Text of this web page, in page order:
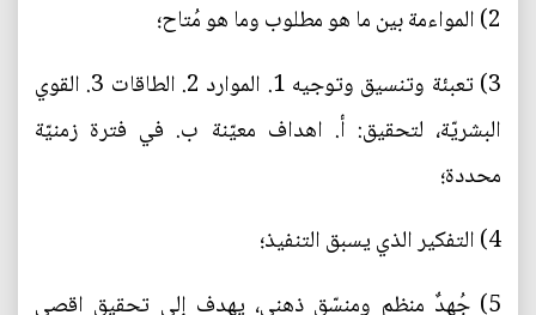
2) المواءمة بين ما هو مطلوب وما هو مُتاح؛
3) تعبئة وتنسيق وتوجيه 1. الموارد 2. الطاقات 3. القوي
البشريّة، لتحقيق: أ. اهداف معيّنة ب. في فترة زمنيّة
محددة؛
4) التفكير الذي يسبق التنفيذ؛
5) جُهدٌ منظم ومنسّق ذهني، يهدف إلى تحقيق اقصى